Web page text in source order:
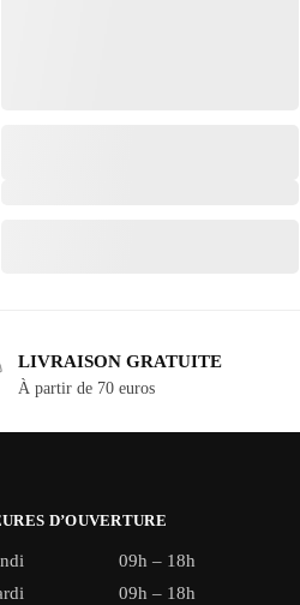
LIVRAISON GRATUITE
À partir de 70 euros
D’OUVERTURE
09h – 18h
09h – 18h